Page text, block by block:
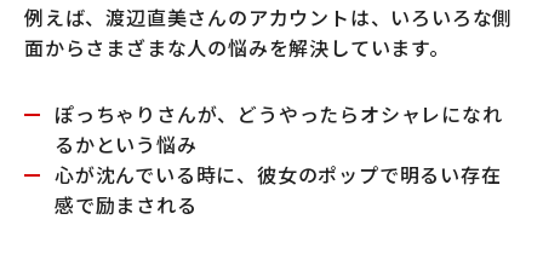
例えば、渡辺直美さんのアカウントは、いろいろな側
面からさまざまな人の悩みを解決しています。
ぽっちゃりさんが、どうやったらオシャレになれ
るかという悩み
心が沈んでいる時に、彼女のポップで明るい存在
感で励まされる